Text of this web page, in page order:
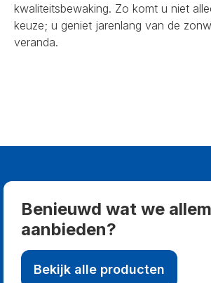
kwaliteitsbewaking. Zo komt u niet
keuze; u geniet jarenlang van de
veranda.
Benieuwd wat we
aanbieden?
Bekijk alle producten